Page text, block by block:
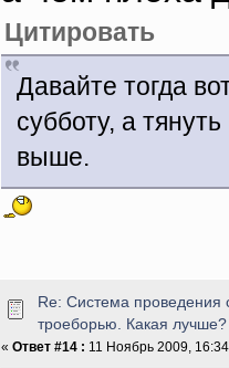
Цитировать
Давайте тогда
субботу, а
выше.
Re: Система проведения
троеборью. Какая лучше?
« Ответ #14 : 11 Ноябрь 2009,